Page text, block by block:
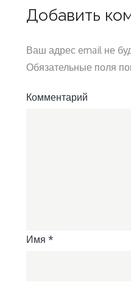
Добавить
Ваш адрес email не
Обязательные поля
Комментарий
Имя *